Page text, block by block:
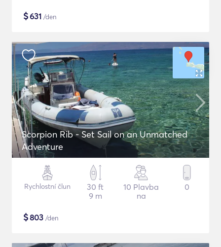
$631 /den
Scorpion Rib - Set Sail on an Unmatched
Adventure
Rychlostní člun
30 ft
9 m
10 Plavba
na
0
$803 /den